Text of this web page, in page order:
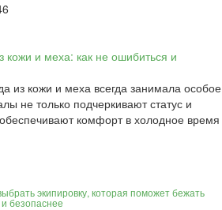
из кожи и меха всегда занимала особое
не только подчеркивают статус и
комфорт в холодное время
экипировку, которая поможет бежать
безопаснее